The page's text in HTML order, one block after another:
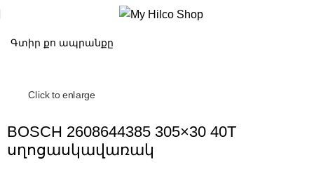
Click to enlarge
BOSCH 2608644385 305×30 40T
սղոցասկավառակ